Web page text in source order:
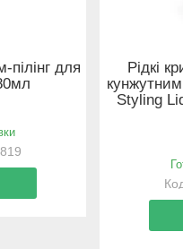
для
Рідкі
Styling